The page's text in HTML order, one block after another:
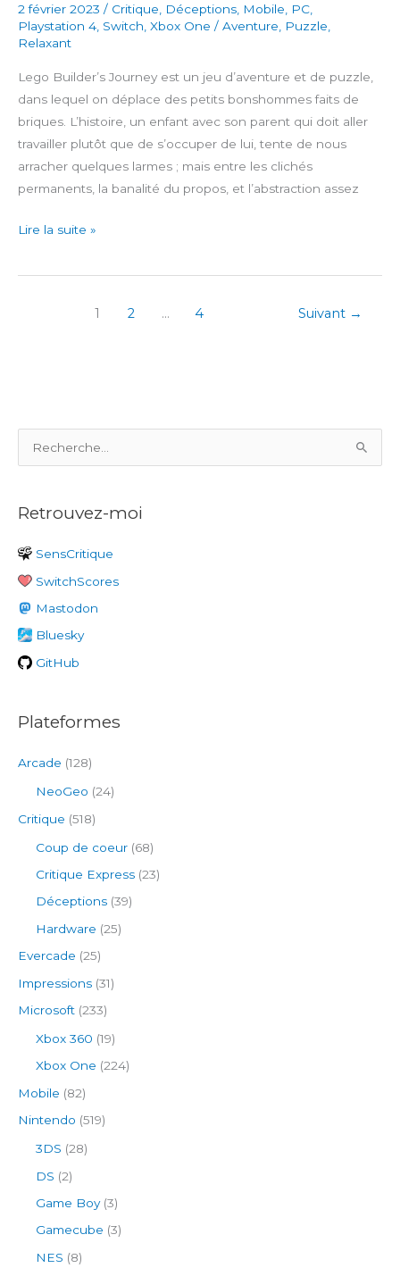
2 février 2023 / Critique Déceptions Mobile PC
Playstation 4 Switch Xbox One / Aventure Puzzle
Relaxant
Lego Builder’s Journey est un jeu d’aventure et de puzzle,
dans lequel on déplace des petits bonshommes faits de
briques. L’histoire, un enfant avec son parent qui doit aller
travailler plutôt que de s’occuper de lui, tente de nous
arracher quelques larmes ; mais entre les clichés
permanents, la banalité du propos, et l’abstraction assez
Lego
Journey
Lire la suite »
1 2 … 4 Suivant →
e
h
r
c
h
e
r
Retrouvez-moi
SensCritique
SwitchScores
Mastodon
Bluesky
GitHub
Plateformes
Arcade (128)
NeoGeo (24)
Critique (518)
Coup de coeur (68)
Critique Express (23)
Déceptions (39)
Hardware (25)
Evercade (25)
Impressions (31)
Microsoft (233)
Xbox 360 (19)
Xbox One (224)
Mobile (82)
Nintendo (519)
3DS (28)
DS (2)
Game Boy(3)
Gamecube (3)
NES (8)